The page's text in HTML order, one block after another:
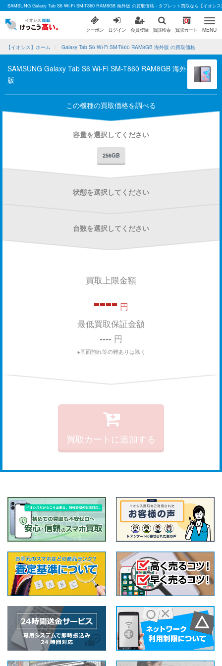
SAMSUNG Galaxy Tab S6 Wi-Fi SM-T860 RAM8GB 海外版 の買取価格 - タブレット買取なら【イオシス
クーポン ログイン 会員登録 買取検索
0
買取カート MENU
【イオシス】ホーム Galaxy Tab S6 Wi-Fi SM-T860 RAM8GB 海外版 の買取価格
SAMSUNG Galaxy Tab S6 Wi-Fi SM-T860 RAM8GB 海外
版
この機種の買取価格を調べる
容量を選択してください
256GB
状態を選択してください
台数を選択してください
買取上限金額
---- 円
最低買取保証金額
---- 円
※画面割れ等の難ありは除く
買取カートに追加する